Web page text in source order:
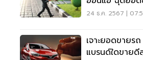
ร่วง 26.69 %
24 ธ.ค. 2567 |
เจาะยอดขายร
แบรนด์ใดขาย